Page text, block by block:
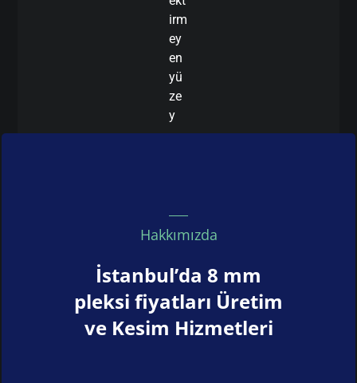
irm
ey
en
yü
ze
y
Hakkımızda
İstanbul’da 8 mm
pleksi fiyatları Üretim
ve Kesim Hizmetleri